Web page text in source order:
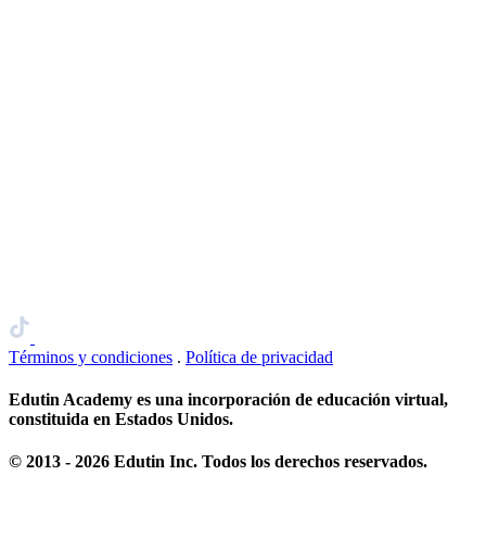
Términos y condiciones . Política de privacidad
Edutin Academy es una incorporación de educación virtual,
constituida en Estados Unidos.
© 2013 - 2026 Edutin Inc. Todos los derechos reservados.